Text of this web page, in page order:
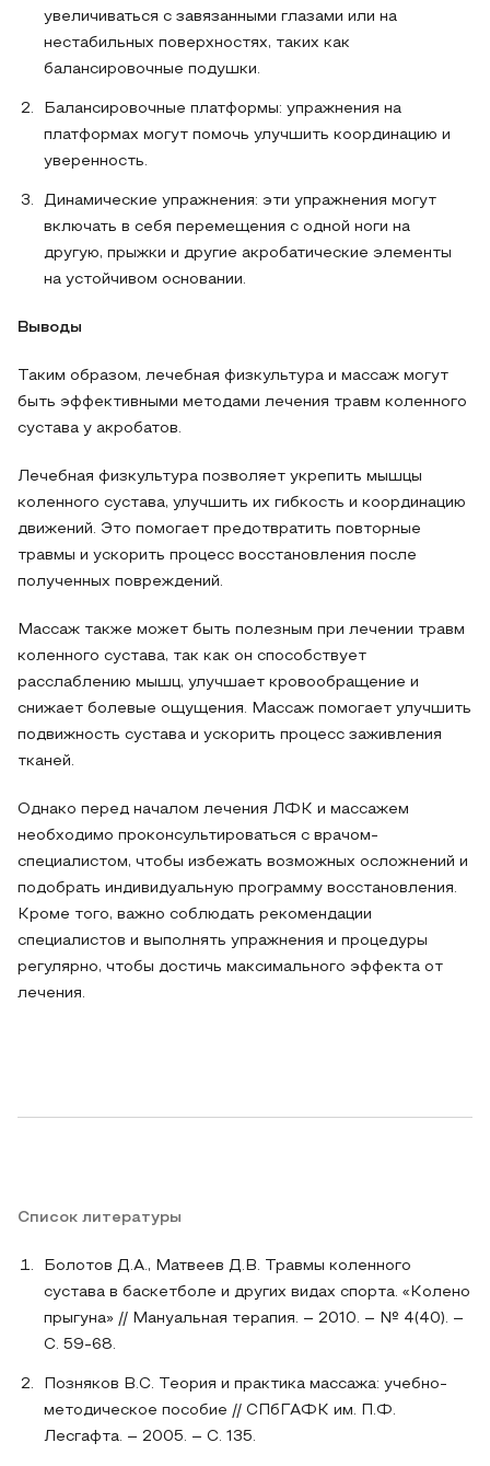
увеличиваться с завязанными глазами или на
нестабильных поверхностях, таких как
балансировочные подушки.
Балансировочные платформы: упражнения на
платформах могут помочь улучшить координацию и
уверенность.
Динамические упражнения: эти упражнения могут
включать в себя перемещения с одной ноги на
другую, прыжки и другие акробатические элементы
на устойчивом основании.
Выводы
Таким образом, лечебная физкультура и массаж могут
быть эффективными методами лечения травм коленного
сустава у акробатов.
Лечебная физкультура позволяет укрепить мышцы
коленного сустава, улучшить их гибкость и координацию
движений. Это помогает предотвратить повторные
травмы и ускорить процесс восстановления после
полученных повреждений.
Массаж также может быть полезным при лечении травм
коленного сустава, так как он способствует
расслаблению мышц, улучшает кровообращение и
снижает болевые ощущения. Массаж помогает улучшить
подвижность сустава и ускорить процесс заживления
тканей.
Однако перед началом лечения ЛФК и массажем
необходимо проконсультироваться с врачом-
специалистом, чтобы избежать возможных осложнений и
подобрать индивидуальную программу восстановления.
Кроме того, важно соблюдать рекомендации
специалистов и выполнять упражнения и процедуры
регулярно, чтобы достичь максимального эффекта от
лечения.
Список литературы
Болотов Д.А., Матвеев Д.В. Травмы коленного
сустава в баскетболе и других видах спорта. «Колено
прыгуна» // Мануальная терапия. – 2010. – № 4(40). –
С. 59-68.
Позняков В.С. Теория и практика массажа: учебно-
методическое пособие // СПбГАФК им. П.Ф.
Лесгафта. – 2005. – С. 135.